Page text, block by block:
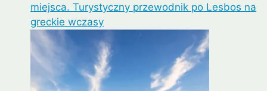
miejsca. Turystyczny przewodnik po Lesbos na
greckie wczasy